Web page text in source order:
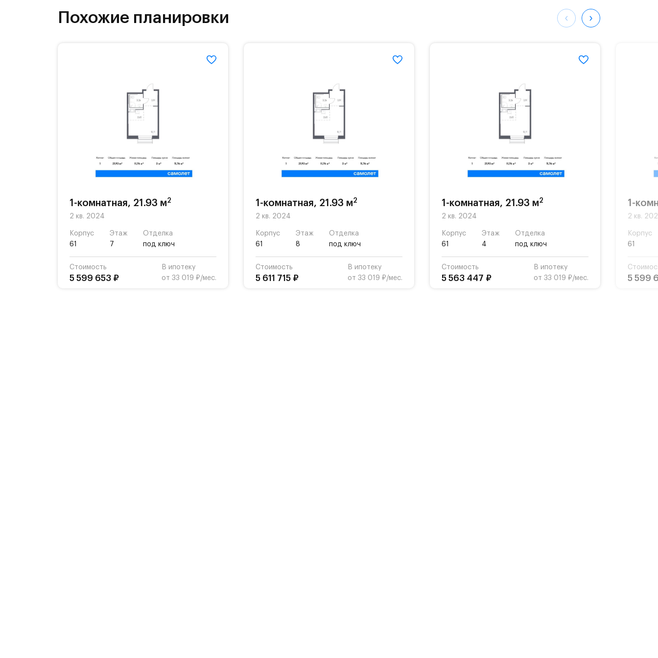
На территории квартала возведут детский сад и школу. Также для наиболее одарённых
детей есть возможность посещения частной гимназии «Жуковка».
Похожие планировки
1-комнатная, 21.93 м2
2 кв. 2024
Корпус
61
Этаж
7
Отделка
под ключ
Стоимость
5 599 653 ₽
В ипотеку
от 33 019 ₽/мес.
1-комнатная, 21.93 м2
2 кв. 2024
Корпус
61
Этаж
8
Отделка
под ключ
Стоимость
5 611 715 ₽
В ипотеку
от 33 019 ₽/мес.
1-комнатная, 21.93 м2
2 кв. 2024
Корпус
61
Этаж
4
Отделка
под ключ
Стоимость
5 563 447 ₽
В ипотеку
от 33 019 ₽/мес.
1-
2 кв.
Корпус
61
5 599